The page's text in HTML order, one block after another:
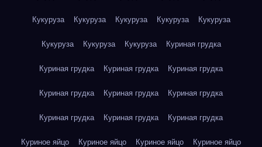
Кукуруза Кукуруза Кукуруза Кукуруза Кукуруза
Кукуруза Кукуруза Кукуруза Куриная грудка
Куриная грудка Куриная грудка Куриная грудка
Куриная грудка Куриная грудка Куриная грудка
Куриная грудка Куриная грудка Куриная грудка
Куриное яйцо Куриное яйцо Куриное яйцо Куриное яйцо